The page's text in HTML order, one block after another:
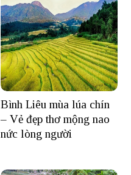
Bình Liêu mùa lúa chín
– Vẻ đẹp thơ mộng nao
nức lòng người